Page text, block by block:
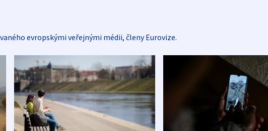
evropskými veřejnými médii, členy Eurovize.